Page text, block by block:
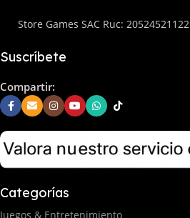
Store Games SAC Ruc: 20524521122
Suscríbete
Compartir:
Categorías
Juegos & Entretenimiento